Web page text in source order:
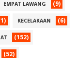
EMPAT LAWANG (9)
KECELAKAAN (6)
(152)
(52)